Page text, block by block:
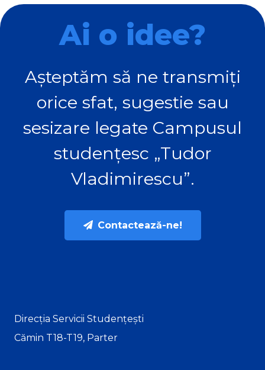
Ai o idee?
Așteptăm să ne transmiți
orice sfat, sugestie sau
sesizare legate Campusul
studențesc „Tudor
Vladimirescu”.
Contactează-ne!
Direcția Servicii Studențești
Cămin T18-T19, Parter